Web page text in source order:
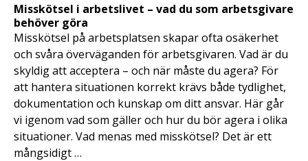
Misskötsel i arbetslivet – vad du som arbetsgivare
behöver göra
Misskötsel på arbetsplatsen skapar ofta osäkerhet
och svåra överväganden för arbetsgivaren. Vad är du
skyldig att acceptera – och när måste du agera? För
att hantera situationen korrekt krävs både tydlighet,
dokumentation och kunskap om ditt ansvar. Här går
vi igenom vad som gäller och hur du bör agera i olika
situationer. Vad menas med misskötsel? Det är ett
mångsidigt …